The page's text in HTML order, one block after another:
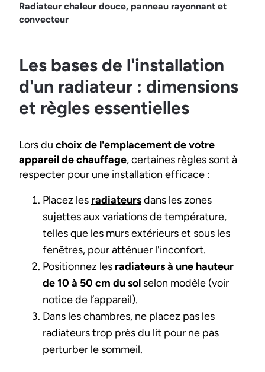
Radiateur chaleur douce, panneau rayonnant et
convecteur
Les bases de l'installation
d'un radiateur : dimensions
et règles essentielles
Lors du choix de l'emplacement de votre
appareil de chauffage, certaines règles sont à
respecter pour une installation efficace :
Placez les radiateursdans les zones
sujettes aux variations de température,
telles que les murs extérieurs et sous les
fenêtres, pour atténuer l'inconfort.
Positionnez les radiateurs à une hauteur
de 10 à 50 cm du sol selon modèle (voir
notice de l’appareil).
Dans les chambres, ne placez pas les
radiateurs trop près du lit pour ne pas
perturber le sommeil.